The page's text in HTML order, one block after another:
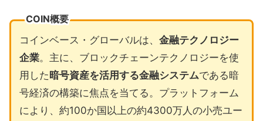
COIN概要
コインベース・グローバルは、 金融テクノロジー
企業。主に、ブロックチェーンテクノロジーを使
用した暗号資産を活用する金融システムである暗
号経済の構築に焦点を当てる。プラットフォーム
により、約100か国以上の約4300万人の小売ユー